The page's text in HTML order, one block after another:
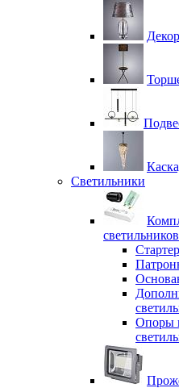
Светильники
светильников
Опоры